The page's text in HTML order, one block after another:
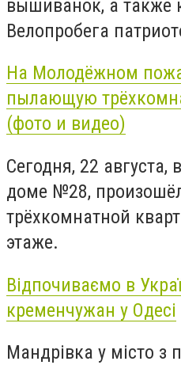
вышиванок, а также
Велопробега
На Молодёжном
пылающую
(фото и видео)
Сегодня, 22 августа,
доме №28,
трёхкомнатной
этаже.
Відпочиваємо в
кременчужан у Одесі
Мандрівка у місто з